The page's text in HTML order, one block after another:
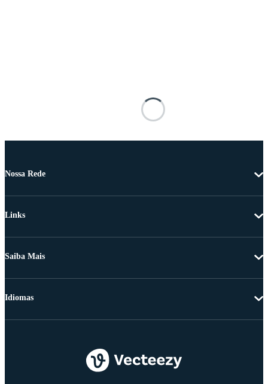
Nossa Rede
Links
Saiba Mais
Idiomas